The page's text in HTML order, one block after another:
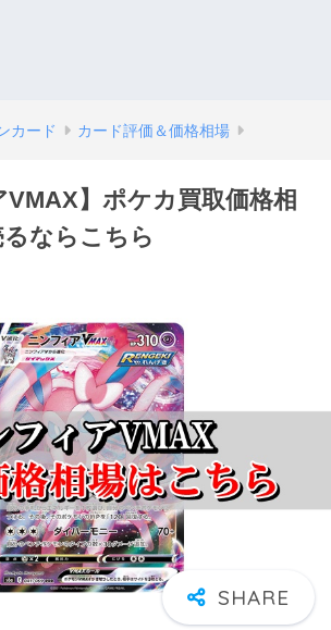
カード カード評価＆価格相場
VMAX】ポケカ買取価格相
ならこちら